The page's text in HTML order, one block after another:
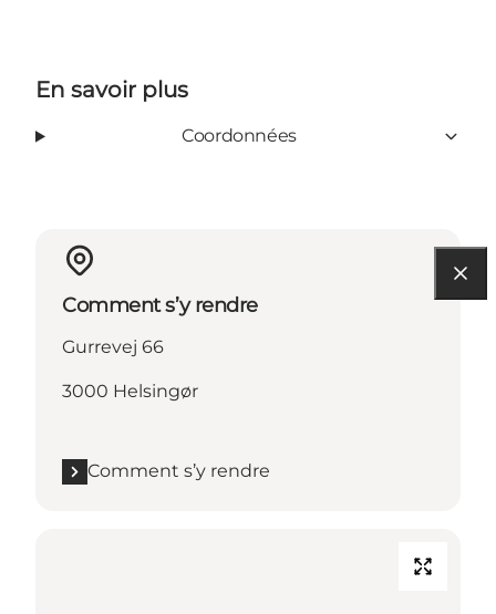
En savoir plus
Coordonnées
Comment s’y rendre
Gurrevej 66
3000 Helsingør
Comment s’y rendre